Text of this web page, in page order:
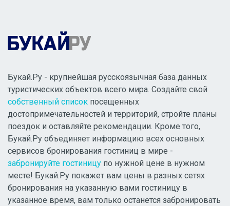
Букай.Ру - крупнейшая русскоязычная база данных
туристических объектов всего мира. Создайте свой
собственный список посещенных
достопримечательностей и территорий, стройте планы
поездок и оставляйте рекомендации. Кроме того,
Букай.Ру объединяет информацию всех основных
сервисов бронирования гостиниц в мире -
забронируйте гостиницу по нужной цене в нужном
месте! Букай.Ру покажет вам цены в разных сетях
бронирования на указанную вами гостиницу в
указанное время, вам только останется забронировать